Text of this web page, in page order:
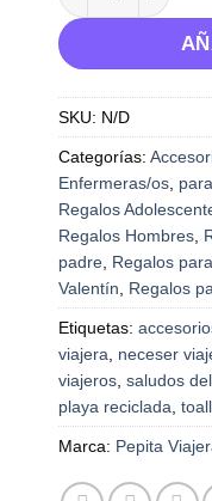
SKU: N/D
Categorías:
Enfermeras/os
Regalos
Regalos Hombres
padre Regalos
Valentín
Regalos
Etiquetas:
viajera
neceser
viajeros ,saludos
playa reciclada ,
Marca: Pepita